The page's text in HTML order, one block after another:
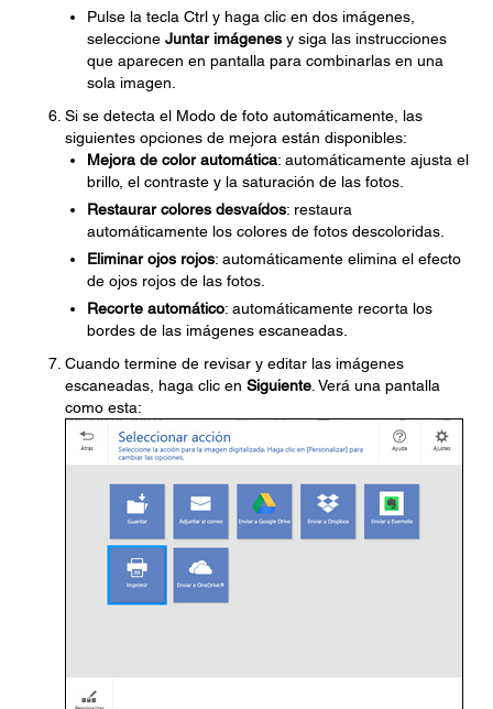
Pulse la tecla Ctrl y haga clic en dos imágenes,
seleccione Juntar imágenes y siga las instrucciones
que aparecen en pantalla para combinarlas en una
sola imagen.
Si se detecta el Modo de foto automáticamente, las
siguientes opciones de mejora están disponibles:
Mejora de color automática: automáticamente ajusta el
brillo, el contraste y la saturación de las fotos.
Restaurar colores desvaídos: restaura
automáticamente los colores de fotos descoloridas.
Eliminar ojos rojos: automáticamente elimina el efecto
de ojos rojos de las fotos.
Recorte automático: automáticamente recorta los
bordes de las imágenes escaneadas.
Cuando termine de revisar y editar las imágenes
escaneadas, haga clic en Siguiente . Verá una pantalla
como esta: